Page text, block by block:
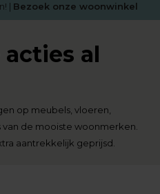
| Bezoek onze woonwinkel
acties al
op meubels, vloeren,
de mooiste woonmerken.
aantrekkelijk geprijsd.